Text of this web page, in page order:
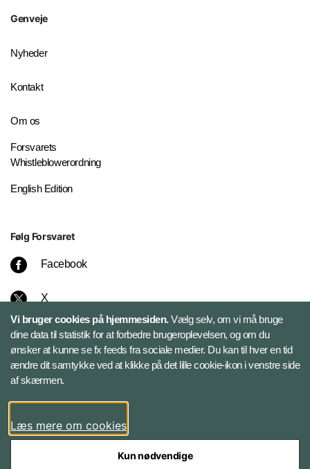
Genveje
Nyheder
Kontakt
Om os
Forsvarets
Whistleblowerordning
English Edition
Følg Forsvaret
Facebook
X
Instagram
Bluesky
LinkedIn
Vi bruger cookies på hjemmesiden.Vælg selv, om vi må bruge
dine data til statistik for at forbedre brugeroplevelsen, og om du
ønsker at kunne se fx feeds fra sociale medier. Du kan til hver en tid
ændre dit samtykke ved at klikke på det lille cookie-ikon i venstre side
af skærmen.
Læs mere om cookies
Kun nødvendige